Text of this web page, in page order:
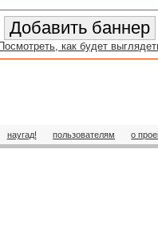
как будет
наугад! пользователям о